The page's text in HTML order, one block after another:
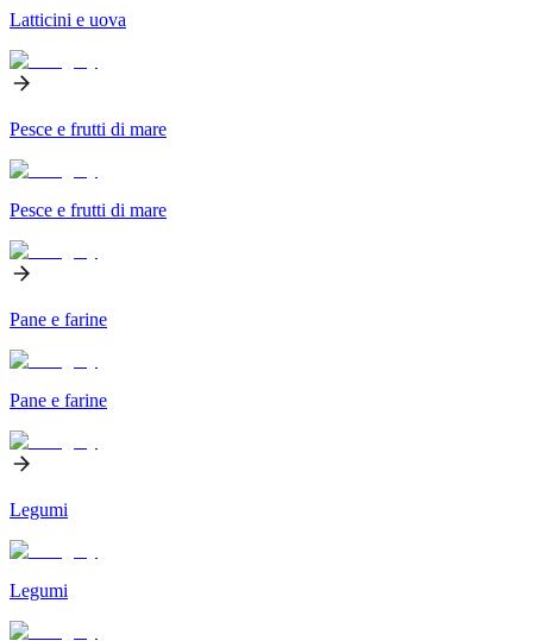
Latticini e uova
Pesce e frutti di mare
Pesce e frutti di mare
Pane e farine
Pane e farine
Legumi
Legumi